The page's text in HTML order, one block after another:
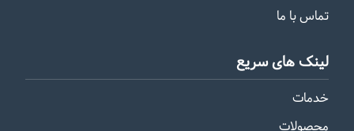
تماس با ما
لینک های سریع
خدمات
محصولات